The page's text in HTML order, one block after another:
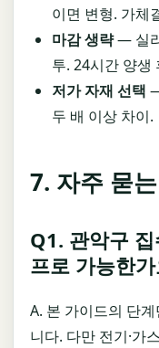
이면 변형. 가체
마감 생략— 실리
투. 24시간 양생
저가 자재 선택
두 배 이상 차이.
7. 자주 묻
Q1. 관악구
프로 가능한
A. 본 가이드의 단
니다. 다만 전기·가